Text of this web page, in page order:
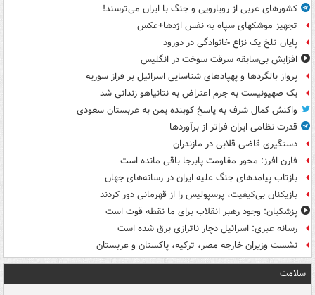
کشورهای عربی از رویارویی و جنگ با ایران می‌ترسند!
تجهیز موشکهای سپاه به نفس اژدها+عکس
پایان تلخ یک نزاع خانوادگی در دورود
افزایش بی‌سابقه سرقت سوخت در انگلیس
پرواز بالگردها و پهپادهای شناسایی اسرائیل بر فراز سوریه
یک صهیونیست به جرم اعتراض به نتانیاهو زندانی شد
واکنش کمال شرف به پاسخ کوبنده یمن به عربستان سعودی
قدرت نظامی ایران فراتر از برآوردها
دستگیری قاضی قلابی در مازندران
فارن افرز: محور مقاومت پابرجا باقی مانده است
بازتاب پیامدهای جنگ علیه ایران در رسانه‌های جهان
بازیکنان بی‌کیفیت، پرسپولیس را از قهرمانی دور کردند
پزشکیان: وجود رهبر انقلاب برای ما نقطه قوت است
رسانه عبری: اسرائیل دچار ناترازی برق شده است
نشست وزیران خارجه مصر، ترکیه، پاکستان و عربستان
سلامت